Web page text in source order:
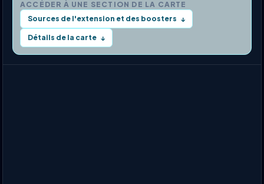
ACCÉDER À UNE SECTION DE LA CARTE
Sources de l'extension et des boosters ↓
Détails de la carte ↓